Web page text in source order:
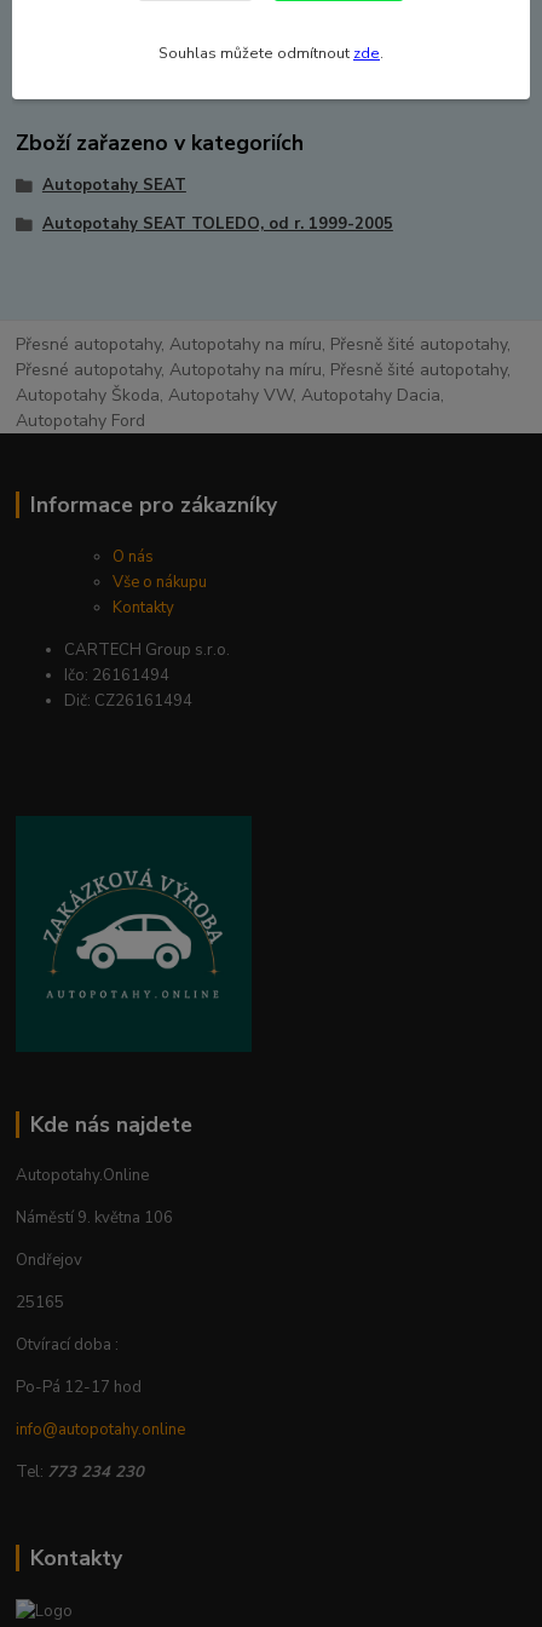
Zboží je atestováno - ATEST 8SD.
Zboží zařazeno v kategoriích
Autopotahy SEAT
Autopotahy SEAT TOLEDO, od r. 1999-2005
Přesné autopotahy, Autopotahy na míru, Přesně šité autopotahy,
Přesné autopotahy, Autopotahy na míru, Přesně šité autopotahy,
Autopotahy Škoda, Autopotahy VW, Autopotahy Dacia,
Autopotahy Ford
Informace pro zákazníky
O nás
Vše o nákupu
Kontakty
CARTECH Group s.r.o.
Ičo: 26161494
Dič: CZ26161494
Kde nás najdete
Autopotahy.Online
Náměstí 9. května 106
Ondřejov
25165
Otvírací doba :
Po-Pá 12-17 hod
info@autopotahy.online
Tel: 773 234 230
Kontakty
Souhlas můžete odmítnout zde.